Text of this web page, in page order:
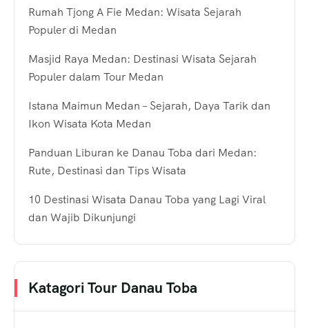
Rumah Tjong A Fie Medan: Wisata Sejarah
Populer di Medan
Masjid Raya Medan: Destinasi Wisata Sejarah
Populer dalam Tour Medan
Istana Maimun Medan – Sejarah, Daya Tarik dan
Ikon Wisata Kota Medan
Panduan Liburan ke Danau Toba dari Medan:
Rute, Destinasi dan Tips Wisata
10 Destinasi Wisata Danau Toba yang Lagi Viral
dan Wajib Dikunjungi
Katagori Tour Danau Toba